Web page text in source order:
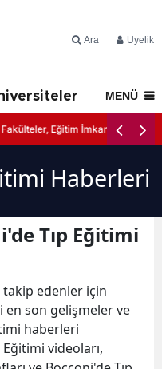
Ara Üyelik
İtalya'da
MENÜ
Eğitim İmkanları ve
Haberleri
Tıp Eğitimi
edenler için
en son gelişmeler ve
haberleri
videoları,